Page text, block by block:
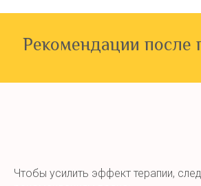
Рекомендации после
Чтобы усилить эффект терапии,